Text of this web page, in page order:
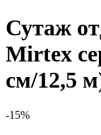
Сутаж
Mirtex
см/12,5
-15%